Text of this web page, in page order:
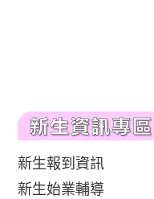
新生報到資訊
新生始業輔導